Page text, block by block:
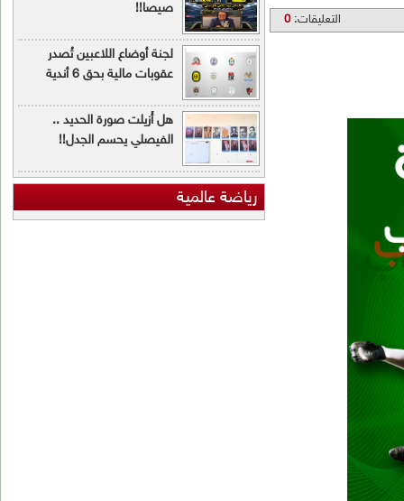
صيصا!!
لجنة أوضاع اللاعبين تُصدر
عقوبات مالية بحق 6 أندية
هل أُزيلت صورة الحديد ..
الفيصلي يحسم الجدل!!